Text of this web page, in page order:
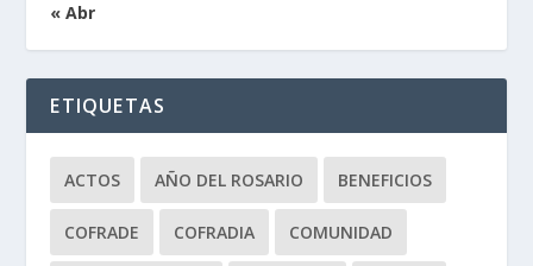
« Abr
ETIQUETAS
ACTOS AÑO DEL ROSARIO BENEFICIOS
COFRADE COFRADIA COMUNIDAD